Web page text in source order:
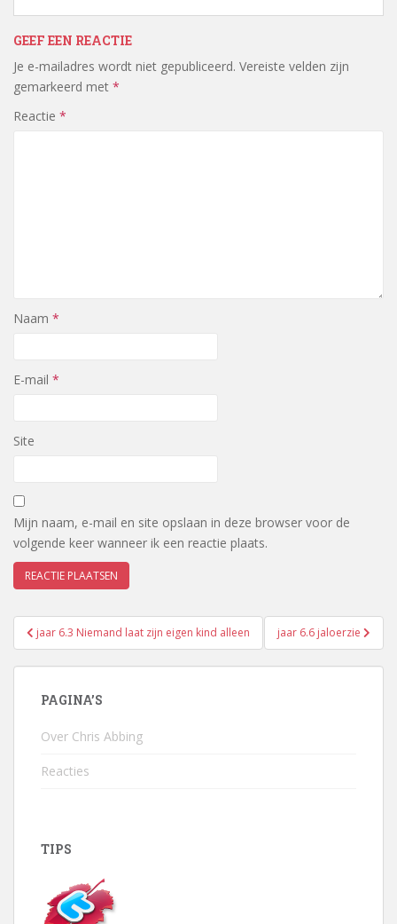
GEEF EEN REACTIE
Je e-mailadres wordt niet gepubliceerd. Vereiste velden zijn
gemarkeerd met *
Reactie *
Naam *
E-mail *
Site
Mijn naam, e-mail en site opslaan in deze browser voor de
volgende keer wanneer ik een reactie plaats.
Bericht
navigatie
jaar 6.3 Niemand laat zijn eigen kind alleen jaar 6.6 jaloerzie
PAGINA’S
Over Chris Abbing
Reacties
TIPS